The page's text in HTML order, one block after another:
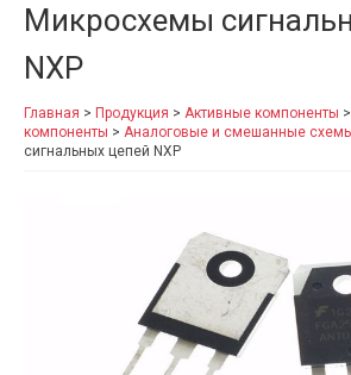
Производители
Рынки
Сертификаты
Микросхемы
NXP
Главная > Продукция > Активные компоненты >
компоненты > Аналоговые и смешанные
сигнальных цепей NXP